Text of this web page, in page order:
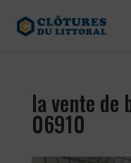
la vente de
06910